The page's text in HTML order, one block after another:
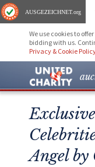
AUSGEZEICHNET.org
We use cookies to
bidding with us.
Privacy & Cookie
Angel